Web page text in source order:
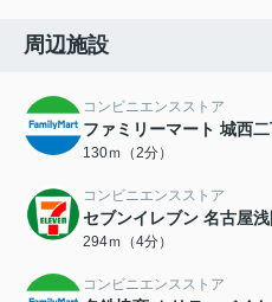
周辺施設
コンビニエンスストア
ファミリーマート 城西
130ｍ（2分）
コンビニエンスストア
セブンイレブン 名古屋
294ｍ（4分）
コンビニエンスストア